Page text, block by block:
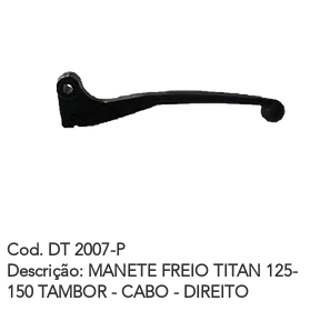
Cod. DT 2007-P
Descrição: MANETE FREIO TITAN 125-
150 TAMBOR - CABO - DIREITO